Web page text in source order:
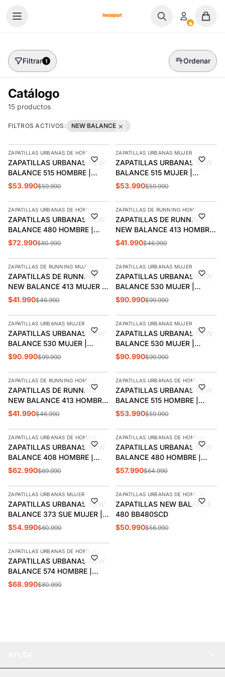
Filtrar 1 Ordenar
Catálogo
15 productos
FILTROS ACTIVOS: NEW BALANCE ×
-10%
AGREGAR
ZAPATILLAS URBANAS DE HOMBRE
ZAPATILLAS URBANAS NEW
BALANCE 515 HOMBRE |
ML515BLK
$53.990$59.990
-10%
AGREGAR
ZAPATILLAS URBANAS MUJER
ZAPATILLAS URBANAS NEW
BALANCE 515 MUJER |
WL515WHT
$53.990$59.990
-10%
AGREGAR
ZAPATILLAS URBANAS DE HOMBRE
ZAPATILLAS URBANAS NEW
BALANCE 480 HOMBRE |
BB480PEN
$72.990$80.990
-11%
AGREGAR
ZAPATILLAS DE RUNNING HOMBRE
ZAPATILLAS DE RUNNING
NEW BALANCE 413 HOMBRE
| M413LK3
$41.990$46.990
-11%
AGREGAR
ZAPATILLAS DE RUNNING MUJER
ZAPATILLAS DE RUNNING
NEW BALANCE 413 MUJER |
W413LK3
$41.990$46.990
-9%
AGREGAR
ZAPATILLAS URBANAS MUJER
ZAPATILLAS URBANAS NEW
BALANCE 530 MUJER |
MR530CK
$90.990$99.990
-9%
AGREGAR
ZAPATILLAS URBANAS MUJER
ZAPATILLAS URBANAS NEW
BALANCE 530 MUJER |
MR530SG
$90.990$99.990
-9%
AGREGAR
ZAPATILLAS URBANAS MUJER
ZAPATILLAS URBANAS NEW
BALANCE 530 MUJER |
MR530EWB
$90.990$99.990
-11%
AGREGAR
ZAPATILLAS DE RUNNING HOMBRE
ZAPATILLAS DE RUNNING
NEW BALANCE 413 HOMBRE
| M413LA3
$41.990$46.990
-10%
AGREGAR
ZAPATILLAS URBANAS DE HOMBRE
ZAPATILLAS URBANAS NEW
BALANCE 515 HOMBRE |
ML515NVY
$53.990$59.990
-10%
ÚLTIMAS 3
AGREGAR
ZAPATILLAS URBANAS DE HOMBRE
ZAPATILLAS URBANAS NEW
BALANCE 408 HOMBRE |
ML408WB
$62.990$69.990
-11%
AGREGAR
ZAPATILLAS URBANAS DE HOMBRE
ZAPATILLAS URBANAS NEW
BALANCE 480 HOMBRE |
U480P5K1
$57.990$64.990
-10%
AGREGAR
ZAPATILLAS URBANAS MUJER
ZAPATILLAS URBANAS NEW
BALANCE 373 SUE MUJER |
WL373SL2
$54.990$60.990
-11%
ÚLTIMAS 3
AGREGAR
ZAPATILLAS URBANAS DE HOMBRE
ZAPATILLAS NEW BALANCE
480 BB480SCD
$50.990$56.990
-15%
ÚLTIMAS 2
AGREGAR
ZAPATILLAS URBANAS DE HOMBRE
ZAPATILLAS URBANAS NEW
BALANCE 574 HOMBRE |
U574VPN
$68.990$80.990